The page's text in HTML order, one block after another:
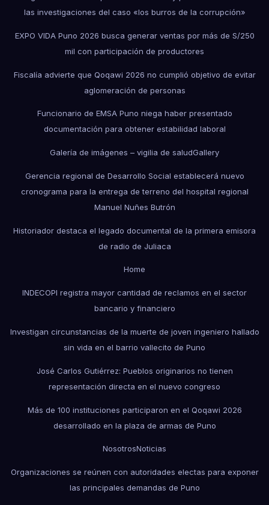
las investigaciones del caso «los burros de la corrupción»
EXPO VIDA Puno 2026 busca generar ventas por más de S/250
mil con participación de productores
Fiscalía advierte que Qoqawi 2026 no cumplió objetivo de evitar
aglomeración de personas
Funcionario de EMSA Puno niega haber presentado
documentación para obtener estabilidad laboral
Galería de imágenes – vigilia de saludGallery
Gerencia regional de Desarrollo Social establecerá nuevo
cronograma para la entrega de terreno del hospital regional
Manuel Nuñes Butrón
Historiador destaca el legado documental de la primera emisora
de radio de Juliaca
Home
INDECOPI registra mayor cantidad de reclamos en el sector
bancario y financiero
Investigan circunstancias de la muerte de joven ingeniero hallado
sin vida en el barrio vallecito de Puno
José Carlos Gutiérrez: Pueblos originarios no tienen
representación directa en el nuevo congreso
Más de 100 instituciones participaron en el Qoqawi 2026
desarrollado en la plaza de armas de Puno
NosotrosNoticias
Organizaciones se reúnen con autoridades electas para exponer
las principales demandas de Puno